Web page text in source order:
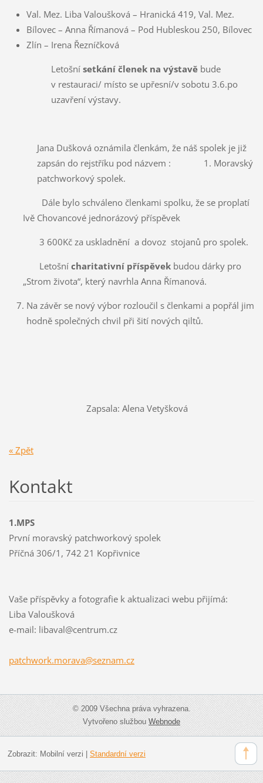
Val. Mez. Liba Valoušková – Hranická 419, Val. Mez.
Bílovec – Anna Římanová – Pod Hubleskou 250, Bílovec
Zlín – Irena Řezníčková
Letošní setkání členek na výstavěbude
v restauraci/ místo se upřesní/v sobotu 3.6.po
uzavření výstavy.
Jana Dušková oznámila členkám, že náš spolek je již
zapsán do rejstříku pod názvem : 1. Moravský
patchworkový spolek.
Dále bylo schváleno členkami spolku, že se proplatí
Ivě Chovancové jednorázový příspěvek
3 600Kč za uskladnění a dovoz stojanů pro spolek.
Letošní charitativní příspěvekbudou dárky pro
„Strom života“, který navrhla Anna Římanová.
Na závěr se nový výbor rozloučil s členkami a popřál jim
hodně společných chvil při šití nových qiltů.
Zapsala: Alena Vetyšková
« Zpět
Kontakt
1.MPS
První moravský patchworkový spolek
Příčná 306/1, 742 21 Kopřivnice
Vaše příspěvky a fotografie k aktualizaci webu přijímá:
Liba Valoušková
e-mail: libaval@centrum.cz
patchwork.morava@seznam.cz
© 2009 Všechna práva vyhrazena.
Vytvořeno službouWebnode
Zobrazit: Mobilní verzi Standardní verzi